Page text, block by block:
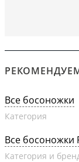
Все босоножки
Категория
Все босоножки
Категория и